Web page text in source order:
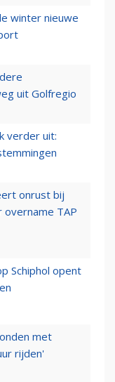
winter nieuwe
uit Golfregio
verder uit:
onrust bij
TAP
Schiphol opent
met
rijden'